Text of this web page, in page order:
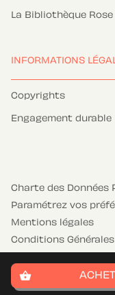
shopping_basket
La Bibliothèque
INFORMATIONS
Copyrights
Engagement durable
Charte des Données
Paramétrez vos
Mentions légales
Conditions